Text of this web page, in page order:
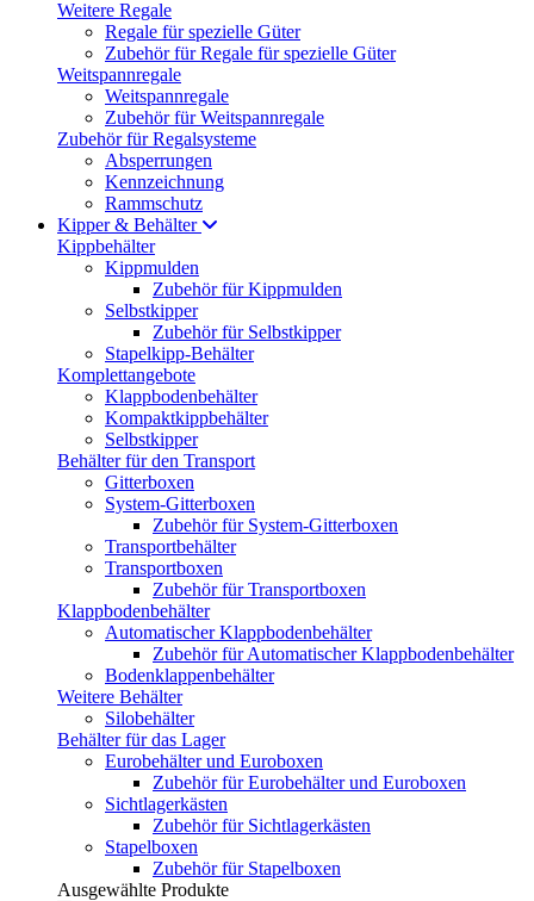
Weitere Regale
Regale für spezielle Güter
Zubehör für Regale für spezielle Güter
Weitspannregale
Weitspannregale
Zubehör für Weitspannregale
Zubehör für Regalsysteme
Absperrungen
Kennzeichnung
Rammschutz
Kipper & Behälter
Kippbehälter
Kippmulden
Zubehör für Kippmulden
Selbstkipper
Zubehör für Selbstkipper
Stapelkipp-Behälter
Komplettangebote
Klappbodenbehälter
Kompaktkippbehälter
Selbstkipper
Behälter für den Transport
Gitterboxen
System-Gitterboxen
Zubehör für System-Gitterboxen
Transportbehälter
Transportboxen
Zubehör für Transportboxen
Klappbodenbehälter
Automatischer Klappbodenbehälter
Zubehör für Automatischer Klappbodenbehälter
Bodenklappenbehälter
Weitere Behälter
Silobehälter
Behälter für das Lager
Eurobehälter und Euroboxen
Zubehör für Eurobehälter und Euroboxen
Sichtlagerkästen
Zubehör für Sichtlagerkästen
Stapelboxen
Zubehör für Stapelboxen
Ausgewählte Produkte